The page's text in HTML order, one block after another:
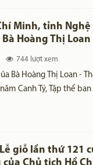
Minh, tỉnh Nghệ
Hoàng Thị Loan
744 lượt xem
Bà Hoàng Thị Loan -
Canh Tý, Tập thể
trường Hồ Chí Minh
Gói Bánh Chưng,
giỗ lần thứ 121